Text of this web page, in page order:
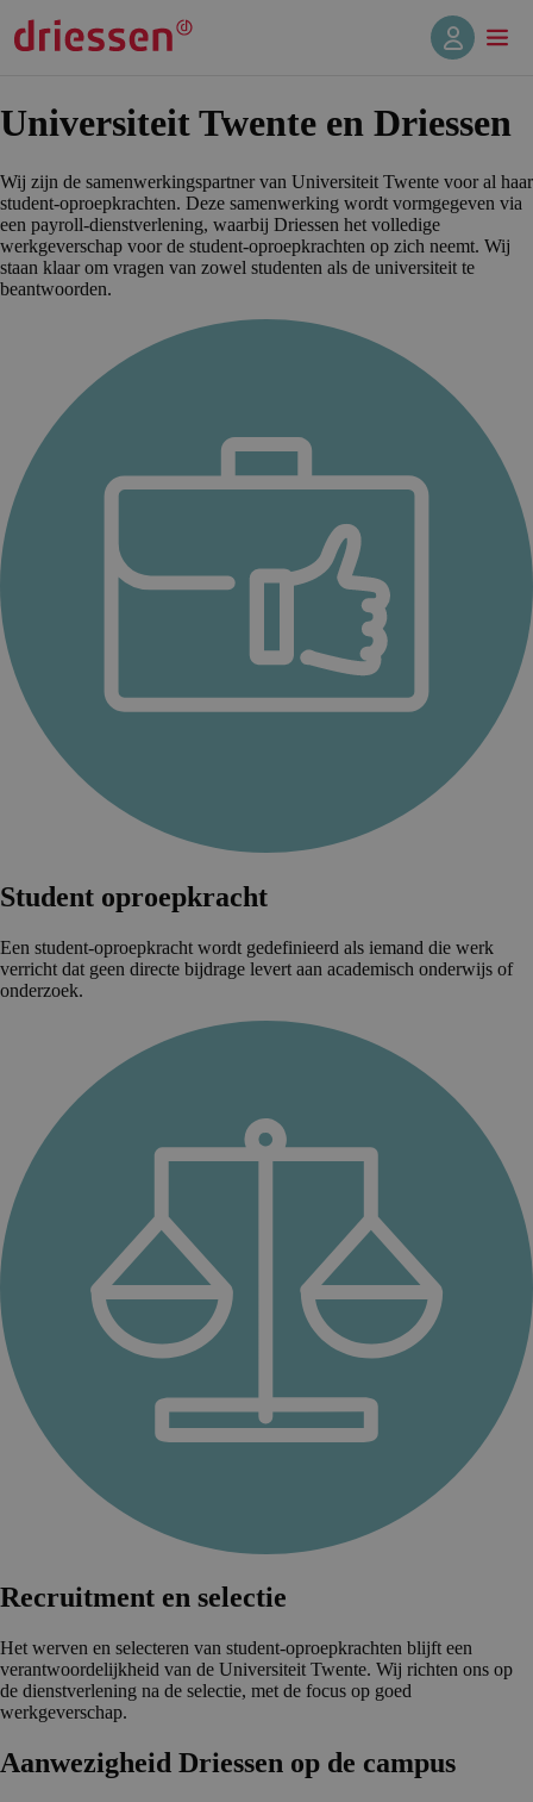
Universi­teit Twente en Driessen
Wij zijn de samenwerkingspartner van Universiteit Twente voor al haar
student-oproepkrachten. Deze samenwerking wordt vormgegeven via
een payroll-dienstverlening, waarbij Driessen het volledige
werkgeverschap voor de student-oproepkrachten op zich neemt. Wij
staan klaar om vragen van zowel studenten als de universiteit te
beantwoorden.
Student oproepkracht
Een student-oproepkracht wordt gedefinieerd als iemand die werk
verricht dat geen directe bijdrage levert aan academisch onderwijs of
onderzoek.
Recruitment en selectie
Het werven en selecteren van student-oproepkrachten blijft een
verantwoordelijkheid van de Universiteit Twente. Wij richten ons op
de dienstverlening na de selectie, met de focus op goed
werkgeverschap.
Aanwezig­heid Driessen op de campus